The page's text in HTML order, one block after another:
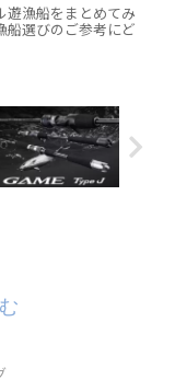
遊漁船をまとめてみ
船選びのご参考にど